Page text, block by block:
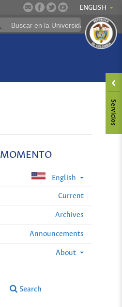
ENGLISH
MOMENTO
English
Current
Archives
Announcements
About
Search